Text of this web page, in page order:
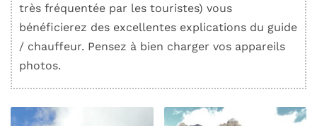
très fréquentée par les touristes) vous
bénéficierez des excellentes explications du guide
/ chauffeur. Pensez à bien charger vos appareils
photos.